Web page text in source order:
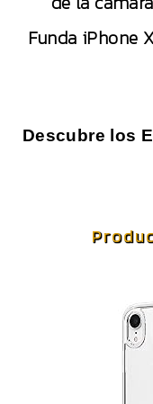
Funda iPhone
Descubre los